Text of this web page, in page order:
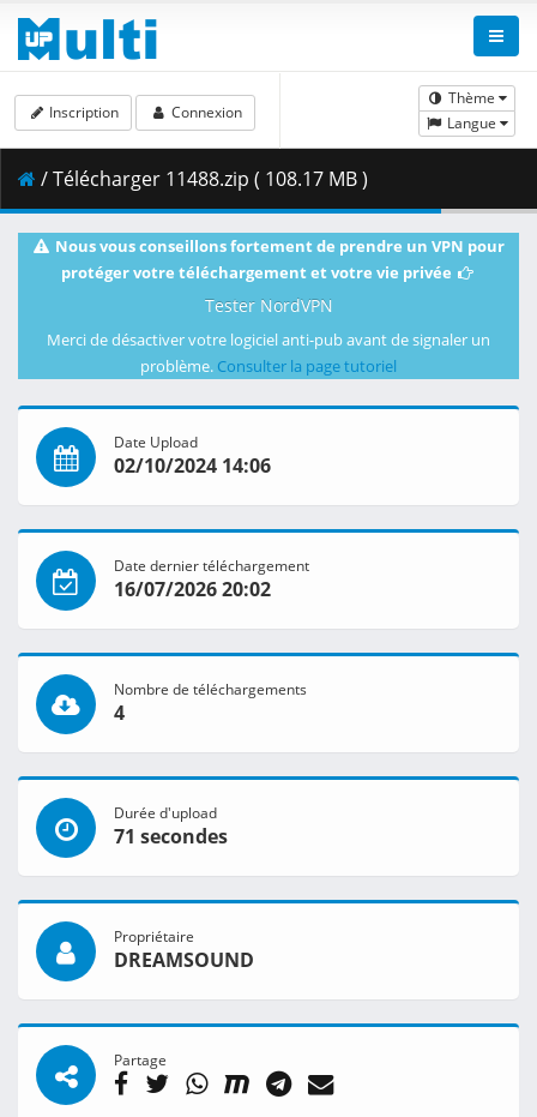
Thème
Langue
Inscription Connexion
/ Télécharger 11488.zip ( 108.17 MB )
Nous vous conseillons fortement de prendre un VPN pour
protéger votre téléchargement et votre vie privée
Tester NordVPN
Merci de désactiver votre logiciel anti-pub avant de signaler un
problème. Consulter la page tutoriel
Date Upload
02/10/2024 14:06
Date dernier téléchargement
16/07/2026 20:02
Nombre de téléchargements
4
Durée d'upload
71 secondes
Propriétaire
DREAMSOUND
Partage